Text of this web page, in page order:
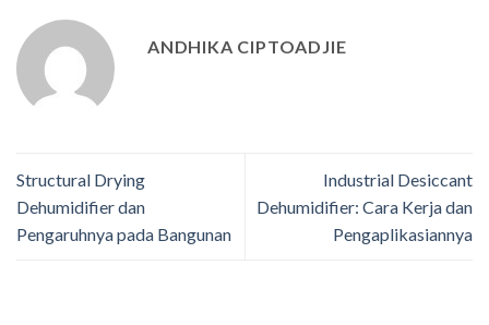
ANDHIKA CIPTOADJIE
Structural Drying
Dehumidifier dan
Pengaruhnya pada Bangunan
Industrial Desiccant
Dehumidifier: Cara Kerja dan
Pengaplikasiannya